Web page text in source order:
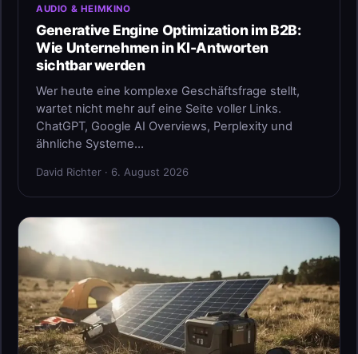
AUDIO & HEIMKINO
Generative Engine Optimization im B2B:
Wie Unternehmen in KI-Antworten
sichtbar werden
Wer heute eine komplexe Geschäftsfrage stellt,
wartet nicht mehr auf eine Seite voller Links.
ChatGPT, Google AI Overviews, Perplexity und
ähnliche Systeme…
David Richter · 6. August 2026